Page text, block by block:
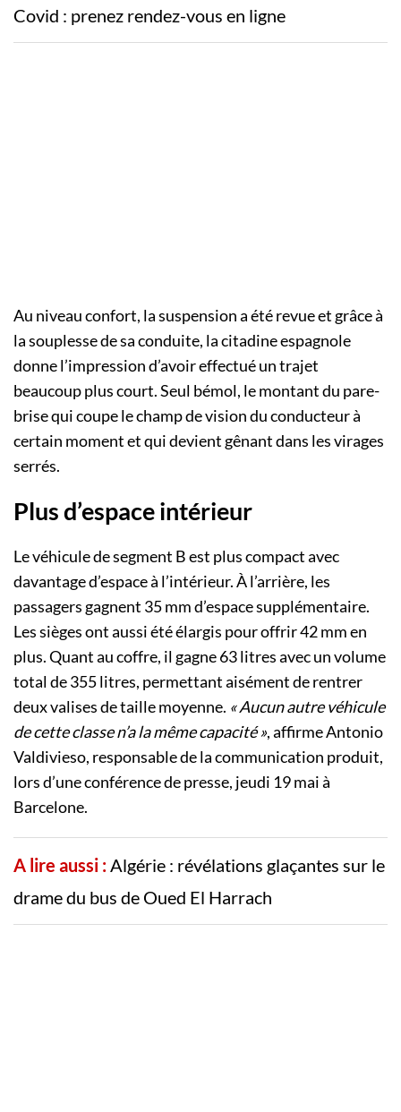
Covid : prenez rendez-vous en ligne
Au niveau confort, la suspension a été revue et grâce à
la souplesse de sa conduite, la citadine espagnole
donne l’impression d’avoir effectué un trajet
beaucoup plus court. Seul bémol, le montant du pare-
brise qui coupe le champ de vision du conducteur à
certain moment et qui devient gênant dans les virages
serrés.
Plus d’espace intérieur
Le véhicule de segment B est plus compact avec
davantage d’espace à l’intérieur. À l’arrière, les
passagers gagnent 35 mm d’espace supplémentaire.
Les sièges ont aussi été élargis pour offrir 42 mm en
plus. Quant au coffre, il gagne 63 litres avec un volume
total de 355 litres, permettant aisément de rentrer
deux valises de taille moyenne. « Aucun autre véhicule
de cette classe n’a la même capacité », affirme Antonio
Valdivieso, responsable de la communication produit,
lors d’une conférence de presse, jeudi 19 mai à
Barcelone.
A lire aussi :Algérie : révélations glaçantes sur le
drame du bus de Oued El Harrach